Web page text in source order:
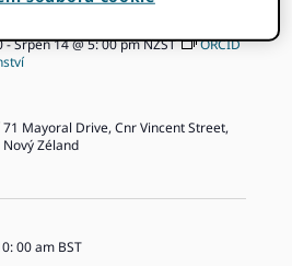
-Srpen 14 @ 5: 00 pmNZST
ORCID
71 Mayoral Drive, Cnr Vincent Street,
Zéland
00 am BST